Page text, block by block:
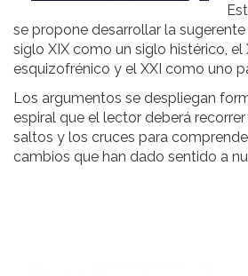
se propone desarrollar la
siglo XIX como un siglo histérico, el
esquizofrénico y el XXI como uno
Los argumentos se despliegan
espiral que el lector deberá
saltos y los cruces para
cambios que han dado sentido a